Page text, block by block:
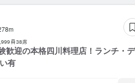
38席
歓迎の本格四川料理店！ランチ・デ
有